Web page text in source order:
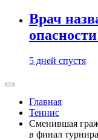
Врач
5 дней спустя
Главная
Теннис
Сменившая
в финал